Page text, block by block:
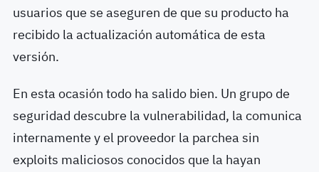
usuarios que se aseguren de que su producto ha
recibido la actualización automática de esta
versión.
En esta ocasión todo ha salido bien. Un grupo de
seguridad descubre la vulnerabilidad, la comunica
internamente y el proveedor la parchea sin
exploits maliciosos conocidos que la hayan